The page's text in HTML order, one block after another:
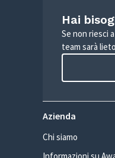
Hai
Se non riesci
team sarà
Azienda
Chi siamo